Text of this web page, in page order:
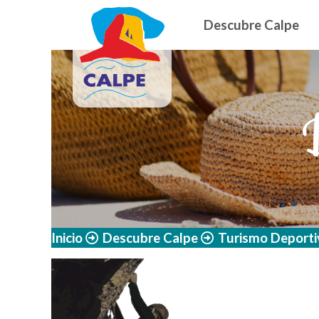
Pasar al contenido principal
Descubre Calpe
Inicio Descubre Calpe Turismo